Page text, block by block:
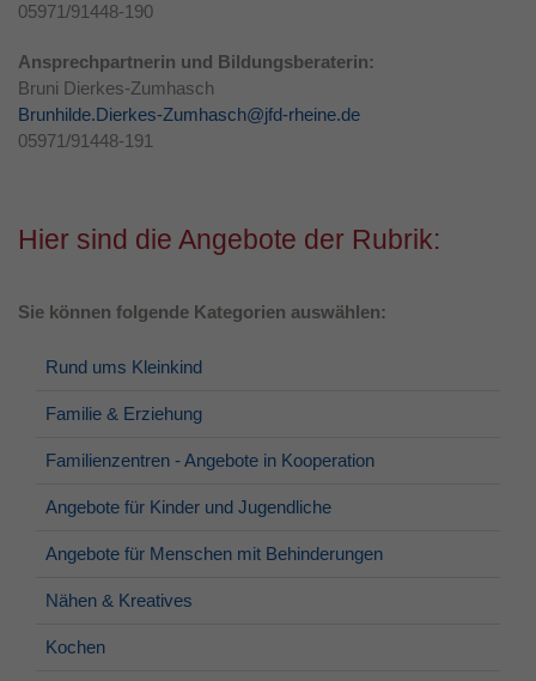
05971/91448-190
Ansprechpartnerin und Bildungsberaterin:
Bruni Dierkes-Zumhasch
Brunhilde.Dierkes-Zumhasch@jfd-rheine.de
05971/91448-191
Hier sind die Angebote der Rubrik:
Sie können folgende Kategorien auswählen:
Rund ums Kleinkind
Familie & Erziehung
Familienzentren - Angebote in Kooperation
Angebote für Kinder und Jugendliche
Angebote für Menschen mit Behinderungen
Nähen & Kreatives
Kochen
Zweck
Dieses Cookie wird verwendet, um Ihre
Cookie-Einstellungen für diese Website zu